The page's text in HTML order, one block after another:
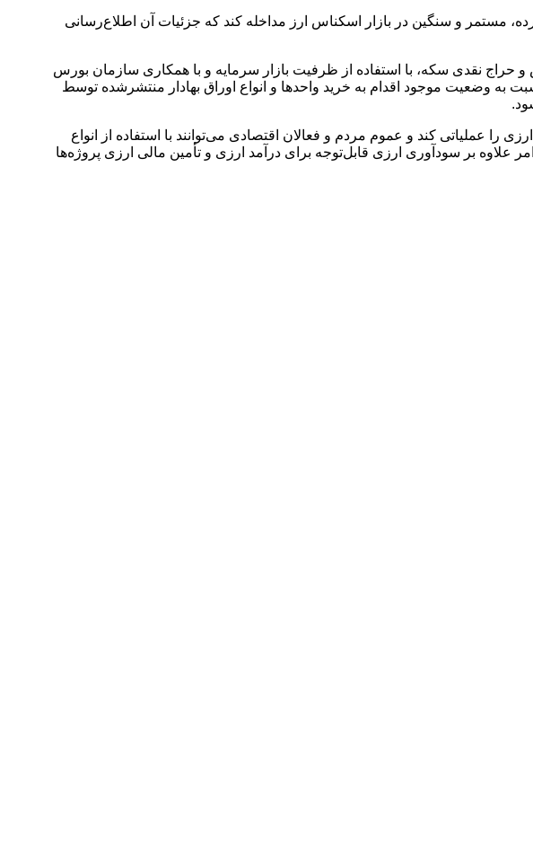
مستمر و سنگین در بازار اسکناس ارز مداخله کند که جزئیات آن اطلاع‌رسانی
نقدی سکه، با استفاده از ظرفیت بازار سرمایه و با همکاری سازمان بورس
به وضعیت موجود اقدام به خرید واحدها و انواع اوراق بهادار‌ منتشرشده توسط
را عملیاتی کند و عموم مردم و فعالان اقتصادی می‌توانند با استفاده از انواع
علاوه بر سودآوری ارزی قابل‌توجه برای درآمد ارزی و تأمین مالی ارزی پروژه‌ها